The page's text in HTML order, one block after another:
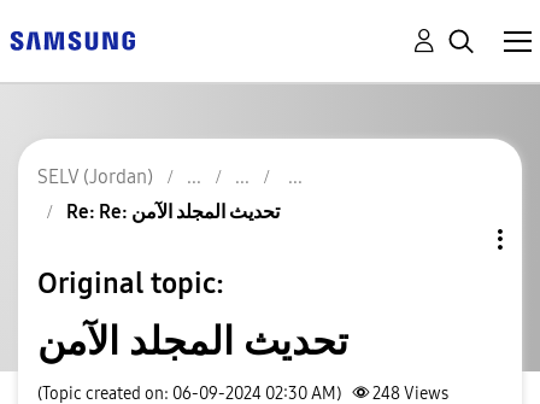
SELV (Jordan)
Re: Re: تحديث المجلد الآمن
Original topic:
تحديث المجلد الآمن
(Topic created on: 06-09-2024 02:30 AM) 248Views